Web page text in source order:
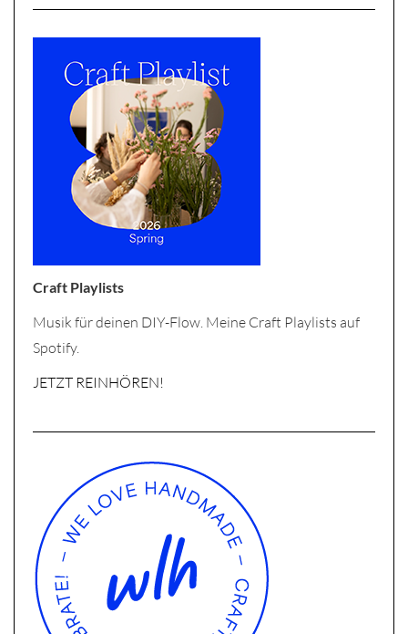
Craft Playlists
Musik für deinen DIY-Flow. Meine Craft Playlists auf
Spotify.
JETZT REINHÖREN!